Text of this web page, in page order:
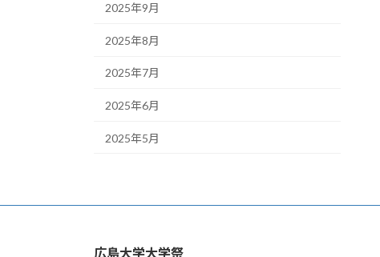
2025年9月
2025年8月
2025年7月
2025年6月
2025年5月
広島大学大学祭